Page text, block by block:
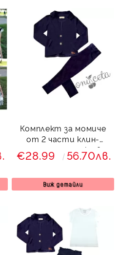
Комплект за момиче
от 2 части клин-
панталон и сако в
тъмносиньо
€28.99 56.70лв.
Виж детайли